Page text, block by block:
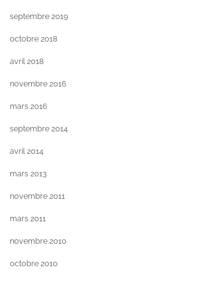
septembre 2019
octobre 2018
avril 2018
novembre 2016
mars 2016
septembre 2014
avril 2014
mars 2013
novembre 2011
mars 2011
novembre 2010
octobre 2010